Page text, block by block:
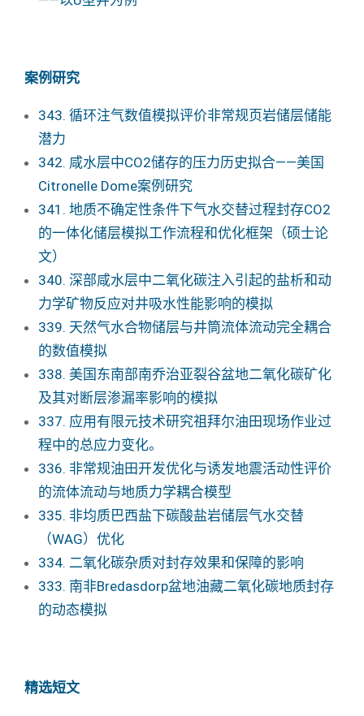
案例研究
343. 循环注气数值模拟评价非常规页岩储层储能
潜力
342. 咸水层中CO2储存的压力历史拟合——美国
Citronelle Dome案例研究
341. 地质不确定性条件下气水交替过程封存CO2
的一体化储层模拟工作流程和优化框架（硕士论
文）
340. 深部咸水层中二氧化碳注入引起的盐析和动
力学矿物反应对井吸水性能影响的模拟
339. 天然气水合物储层与井筒流体流动完全耦合
的数值模拟
338. 美国东南部南乔治亚裂谷盆地二氧化碳矿化
及其对断层渗漏率影响的模拟
337. 应用有限元技术研究祖拜尔油田现场作业过
程中的总应力变化。
336. 非常规油田开发优化与诱发地震活动性评价
的流体流动与地质力学耦合模型
335. 非均质巴西盐下碳酸盐岩储层气水交替
（WAG）优化
334. 二氧化碳杂质对封存效果和保障的影响
333. 南非Bredasdorp盆地油藏二氧化碳地质封存
的动态模拟
精选短文